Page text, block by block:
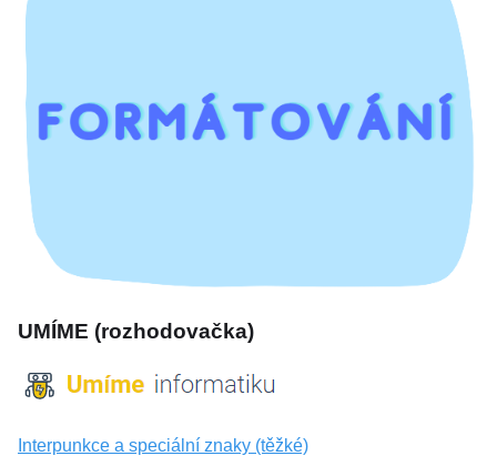
UMÍME (rozhodovačka)
Interpunkce a speciální znaky (těžké)